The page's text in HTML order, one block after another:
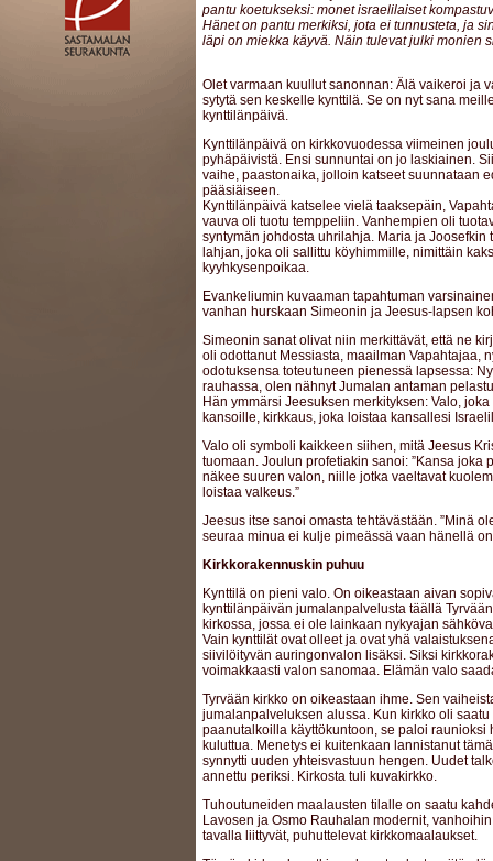
pantu koetukseksi: monet israelilaiset
Hänet on pantu merkiksi, jota ei tunnusteta, ja
läpi on miekka käyvä. Näin tulevat julki monien
Olet varmaan kuullut sanonnan: Älä vaikeroi ja
sytytä sen keskelle kynttilä. Se on nyt sana
kynttilänpäivä.
Kynttilänpäivä on kirkkovuodessa viimeinen
pyhäpäivistä. Ensi sunnuntai on jo laskiainen.
vaihe, paastonaika, jolloin katseet suunnataan
pääsiäiseen.
Kynttilänpäivä katselee vielä taaksepäin,
vauva oli tuotu temppeliin. Vanhempien oli
syntymän johdosta uhrilahja. Maria ja Joosefkin
lahjan, joka oli sallittu köyhimmille, nimittäin
kyyhkysenpoikaa.
Evankeliumin kuvaaman tapahtuman
vanhan hurskaan Simeonin ja Jeesus-lapsen
Simeonin sanat olivat niin merkittävät, että ne
oli odottanut Messiasta, maailman Vapahtajaa,
odotuksensa toteutuneen pienessä lapsessa:
rauhassa, olen nähnyt Jumalan antaman
Hän ymmärsi Jeesuksen merkityksen: Valo,
kansoille, kirkkaus, joka loistaa kansallesi
Valo oli symboli kaikkeen siihen, mitä Jeesus
tuomaan. Joulun profetiakin sanoi: ”Kansa joka
näkee suuren valon, niille jotka vaeltavat
loistaa valkeus.”
Jeesus itse sanoi omasta tehtävästään. ”Minä
seuraa minua ei kulje pimeässä vaan hänellä
Kirkkorakennuskin puhuu
Kynttilä on pieni valo. On oikeastaan aivan
kynttilänpäivän jumalanpalvelusta täällä
kirkossa, jossa ei ole lainkaan nykyajan
Vain kynttilät ovat olleet ja ovat yhä
siivilöityvän auringonvalon lisäksi. Siksi
voimakkaasti valon sanomaa. Elämän valo
Tyrvään kirkko on oikeastaan ihme. Sen
jumalanpalveluksen alussa. Kun kirkko oli
paanutalkoilla käyttökuntoon, se paloi raunioksi
kuluttua. Menetys ei kuitenkaan lannistanut
synnytti uuden yhteisvastuun hengen. Uudet
annettu periksi. Kirkosta tuli kuvakirkko.
Tuhoutuneiden maalausten tilalle on saatu
Lavosen ja Osmo Rauhalan modernit,
tavalla liittyvät, puhuttelevat kirkkomaalaukset.